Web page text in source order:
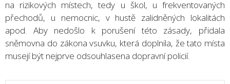
na rizikových místech, tedy u škol, u frekventovaných
přechodů, u nemocnic, v hustě zalidněných lokalitách
apod. Aby nedošlo k porušení této zásady, přidala
sněmovna do zákona vsuvku, která doplnila, že tato místa
musejí být nejprve odsouhlasena dopravní policií.